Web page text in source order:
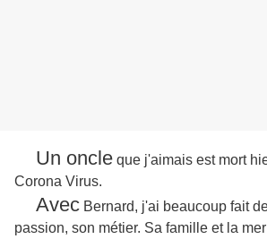
Un oncle que j'aimais est mort
Corona Virus.
Avec Bernard, j'ai beaucoup fait
passion, son métier. Sa famille et la